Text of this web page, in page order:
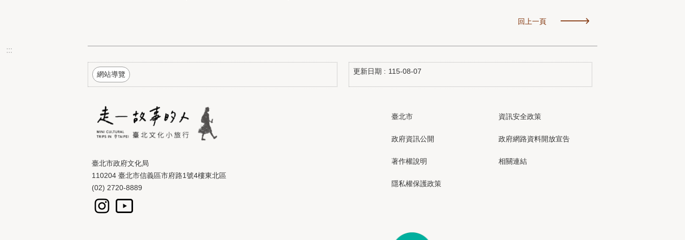
回上一頁
:::
網站導覽 更新日期 115-08-07
臺北市政府文化局
110204 臺北市信義區市府路1號4樓東北區
(02) 2720-8889
臺北市
政府資訊公開
著作權說明
隱私權保護政策
資訊安全政策
政府網路資料開放宣告
相關連結